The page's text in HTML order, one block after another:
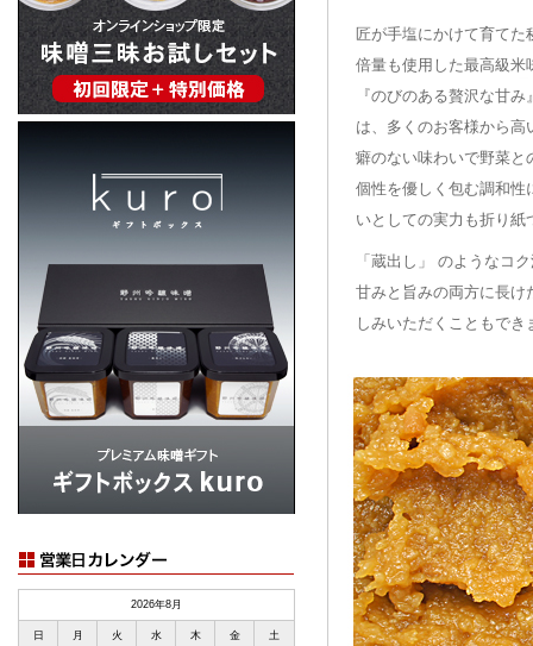
匠が手塩にかけて育て
倍量も使用した最高級米
『のびのある贅沢な甘
は、多くのお客様から
癖のない味わいで野菜と
個性を優しく包む調和性
いとしての実力も折り紙
「蔵出し」 のようなコ
甘みと旨みの両方に長け
しみいただくこともでき
2026年8月
日 月 火 水 木 金 土